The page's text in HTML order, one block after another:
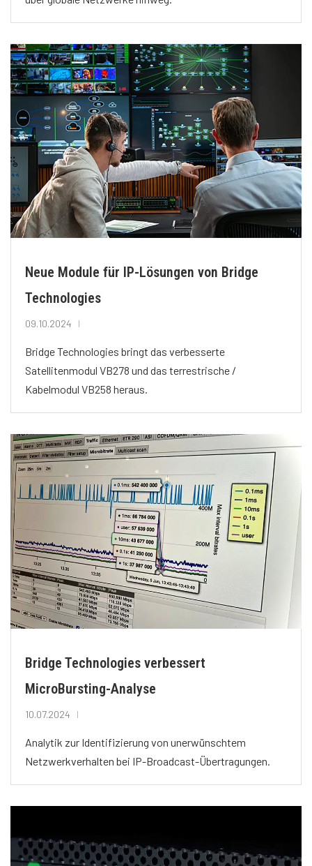
Neue Module für IP-Lösungen von Bridge
Technologies
09.10.2024
Bridge Technologies bringt das verbesserte
Satellitenmodul VB278 und das terrestrische /
Kabelmodul VB258 heraus.
Bridge Technologies verbessert
MicroBursting-Analyse
10.07.2024
Analytik zur Identifizierung von unerwünschtem
Netzwerkverhalten bei IP-Broadcast-Übertragungen.